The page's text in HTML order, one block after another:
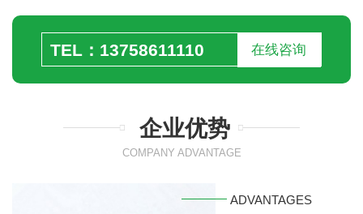
TEL：13758611110 在线咨询
企业优势
COMPANY ADVANTAGE
ADVANTAGES